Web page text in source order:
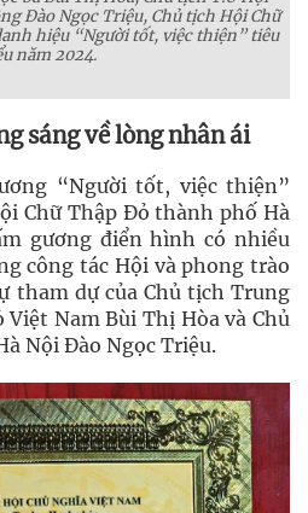
Đào Ngọc Triệu, Chủ tịch Hội Chữ
hiệu “Người tốt, việc thiện” tiêu
năm 2024.
sáng về lòng nhân ái
“Người tốt, việc thiện”
Chữ Thập Đỏ thành phố Hà
gương điển hình có nhiều
công tác Hội và phong trào
tham dự của Chủ tịch Trung
Nam Bùi Thị Hòa và Chủ
Nội Đào Ngọc Triệu.